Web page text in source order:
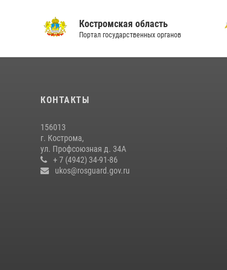
Костромская область
Портал государственных органов
КОНТАКТЫ
156013
г. Кострома,
ул. Профсоюзная д. 34А
+ 7 (4942) 34-91-86
ukos@rosguard.gov.ru